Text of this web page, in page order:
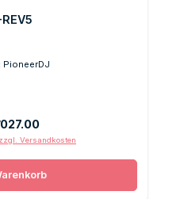
PioneerDJ
Preis:
Versandkosten